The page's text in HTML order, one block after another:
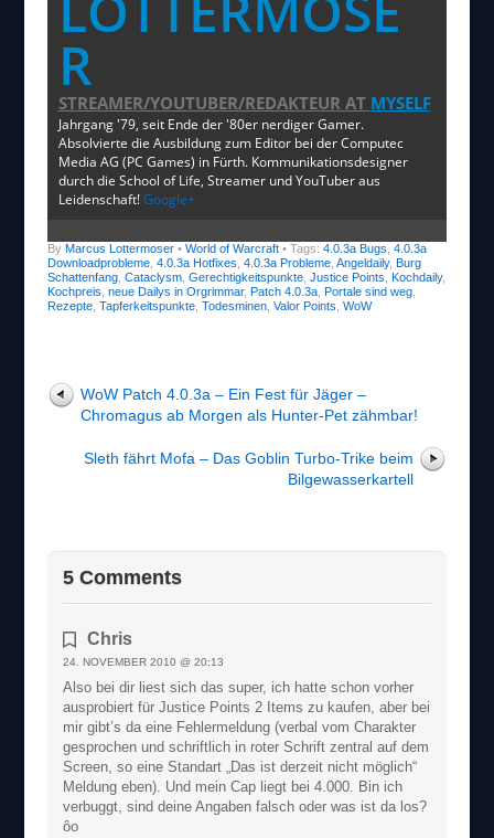
R
STREAMER/YOUTUBER/REDAKTEUR AT MYSELF
Jahrgang '79, seit Ende der '80er nerdiger Gamer.
Absolvierte die Ausbildung zum Editor bei der Computec
Media AG (PC Games) in Fürth. Kommunikationsdesigner
durch die School of Life, Streamer und YouTuber aus
Leidenschaft!Google+
By Marcus Lottermoser• World of Warcraft • Tags: 4.0.3a Bugs 4.0.3a
Downloadprobleme, 4.0.3a Hotfixes 4.0.3a Probleme, Angeldaily, Burg
Schattenfang, Cataclysm, Gerechtigkeitspunkte, Justice Points Kochdaily,
Kochpreis neue Dailys in Orgrimmar, Patch 4.0.3a, Portale sind weg,
Rezepte, Tapferkeitspunkte, Todesminen, Valor Points WoW
WoW Patch 4.0.3a – Ein Fest für Jäger –
Chromagus ab Morgen als Hunter-Pet zähmbar!
Sleth fährt Mofa – Das Goblin Turbo-Trike beim
Bilgewasserkartell
5 Comments
Chris
24. NOVEMBER 2010 @ 20:13
Also bei dir liest sich das super, ich hatte schon vorher
ausprobiert für Justice Points 2 Items zu kaufen, aber bei
mir gibt’s da eine Fehlermeldung (verbal vom Charakter
gesprochen und schriftlich in roter Schrift zentral auf dem
Screen, so eine Standart „Das ist derzeit nicht möglich“
Meldung eben). Und mein Cap liegt bei 4.000. Bin ich
verbuggt, sind deine Angaben falsch oder was ist da los?
ôo